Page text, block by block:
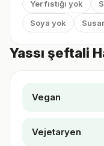
Yer fıstığı yok
Soya yok
Yassı şeftali
Vegan
Vejetaryen